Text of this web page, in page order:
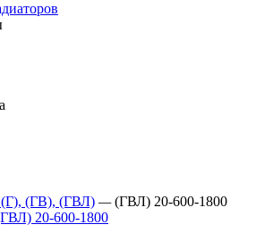
(Г), (ГВ), (ГВЛ) — (ГВЛ) 20-600-1800